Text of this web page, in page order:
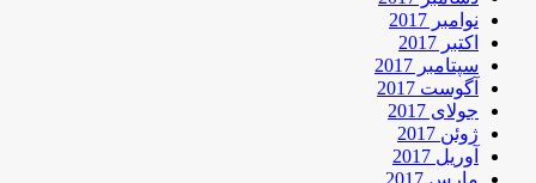
نوامبر 2017
اکتبر 2017
سپتامبر 2017
آگوست 2017
جولای 2017
ژوئن 2017
آوریل 2017
مارس 2017